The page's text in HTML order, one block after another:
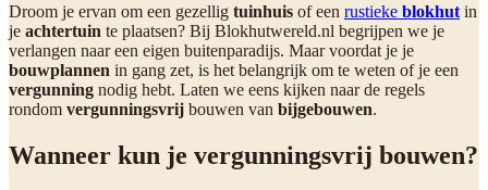
Droom je ervan om een gezellig tuinhuis of een rustieke blokhut in
je achtertuin te plaatsen? Bij Blokhutwereld.nl begrijpen we je
verlangen naar een eigen buitenparadijs. Maar voordat je je
bouwplannen in gang zet, is het belangrijk om te weten of je een
vergunning nodig hebt. Laten we eens kijken naar de regels
rondom vergunningsvrij bouwen van bijgebouwen.
Wanneer kun je vergunningsvrij bouwen?